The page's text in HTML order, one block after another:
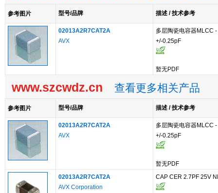
参考图片 型号/品牌 描述 / 技术参考
02013A2R7CAT2A
AVX
多层陶瓷电容器MLCC
+/-0.25pF
暂无PDF
www.szcwdz.cn 查看更多相关产品
参考图片 型号/品牌 描述 / 技术参考
02013A2R7CAT2A
AVX
多层陶瓷电容器MLCC
+/-0.25pF
暂无PDF
02013A2R7CAT2A
AVX Corporation
CAP CER 2.7PF 25V